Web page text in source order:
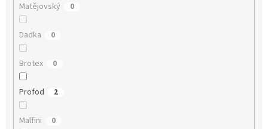
Matějovský 0
Dadka 0
Brotex 0
Profod 2
Malfini 0